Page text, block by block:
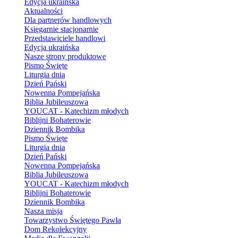
Edycja ukraińska
Aktualności
Dla partnerów handlowych
Księgarnie stacjonarnie
Przedstawiciele handlowi
Edycja ukraińska
Nasze strony produktowe
Pismo Święte
Liturgia dnia
Dzień Pański
Nowenna Pompejańska
Biblia Jubileuszowa
YOUCAT - Katechizm młodych
Biblijni Bohaterowie
Dziennik Bombika
Pismo Święte
Liturgia dnia
Dzień Pański
Nowenna Pompejańska
Biblia Jubileuszowa
YOUCAT - Katechizm młodych
Biblijni Bohaterowie
Dziennik Bombika
Nasza misja
Towarzystwo Świętego Pawła
Dom Rekolekcyjny